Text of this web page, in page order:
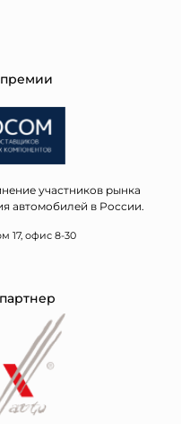
участников рынка
автомобилей в России.
17, офис 8-30